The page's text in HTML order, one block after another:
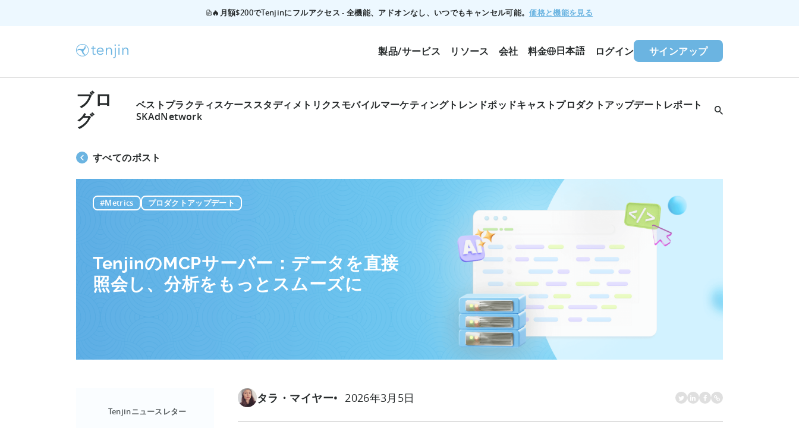
🔥月額$200でTenjinにフルアクセス - 全機能、アドオンなし、いつでもキャンセル可能。価格と機能を見る
製品/サービス リソース 会社 料金 日本語 ログイン サインアップ
ブロ
グ
ベストプラクティスケーススタディメトリクスモバイルマーケティングトレンドポッドキャストプロダクトアップデート レポート
SKAdNetwork
すべてのポスト
#Metrics プロダクトアップデート
TenjinのMCPサーバー：データを直接
照会し、分析をもっとスムーズに
Tenjinニュースレター
タラ・マイヤー 2026年3月5日